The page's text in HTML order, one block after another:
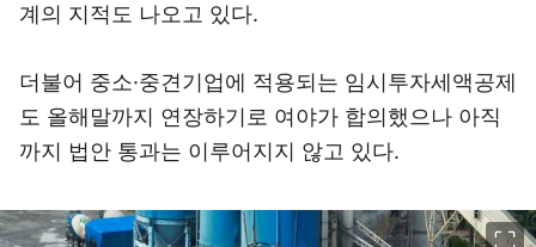
계의 지적도 나오고 있다.
더불어 중소·중견기업에 적용되는 임시투자세액공제
도 올해말까지 연장하기로 여야가 합의했으나 아직
까지 법안 통과는 이루어지지 않고 있다.